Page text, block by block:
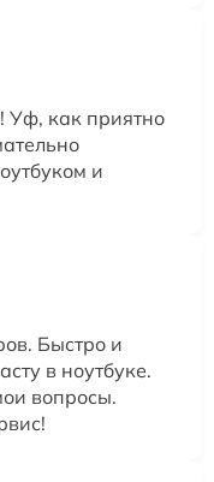
Уф, как приятно
и
Быстро и
в ноутбуке.
вопросы.